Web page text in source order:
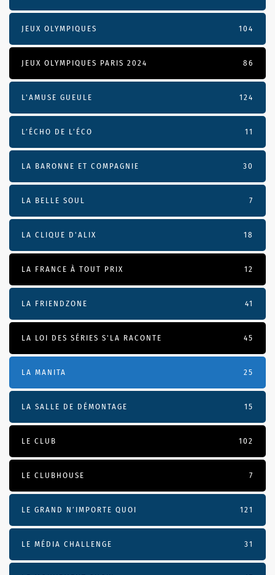
JEUX OLYMPIQUES 104
JEUX OLYMPIQUES PARIS 2024 86
L'AMUSE GUEULE 124
L’ÉCHO DE L’ÉCO 11
LA BARONNE ET COMPAGNIE 30
LA BELLE SOUL 7
LA CLIQUE D'ALIX 18
LA FRANCE À TOUT PRIX 12
LA FRIENDZONE 41
LA LOI DES SÉRIES S'LA RACONTE 45
LA MANITA 25
LA SALLE DE DÉMONTAGE 15
LE CLUB 102
LE CLUBHOUSE 7
LE GRAND N’IMPORTE QUOI 121
LE MÉDIA CHALLENGE 31